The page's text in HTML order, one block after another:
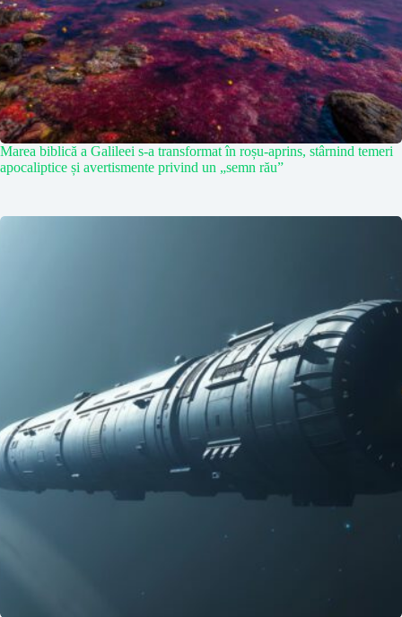
Marea biblică a Galileei s-a transformat în roșu-aprins, stârnind temeri
apocaliptice și avertismente privind un „semn rău”